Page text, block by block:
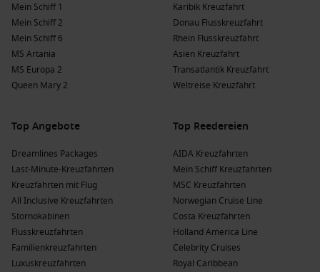
Mein Schiff 1
Mein Schiff 2
Mein Schiff 6
MS Artania
MS Europa 2
Queen Mary 2
Karibik Kreuzfahrt
Donau Flusskreuzfahrt
Rhein Flusskreuzfahrt
Asien Kreuzfahrt
Transatlantik Kreuzfahrt
Weltreise Kreuzfahrt
Top Angebote
Dreamlines Packages
Last-Minute-Kreuzfahrten
Kreuzfahrten mit Flug
All Inclusive Kreuzfahrten
Stornokabinen
Flusskreuzfahrten
Familienkreuzfahrten
Luxuskreuzfahrten
Top Reedereien
AIDA Kreuzfahrten
Mein Schiff Kreuzfahrten
MSC Kreuzfahrten
Norwegian Cruise Line
Costa Kreuzfahrten
Holland America Line
Celebrity Cruises
Royal Caribbean